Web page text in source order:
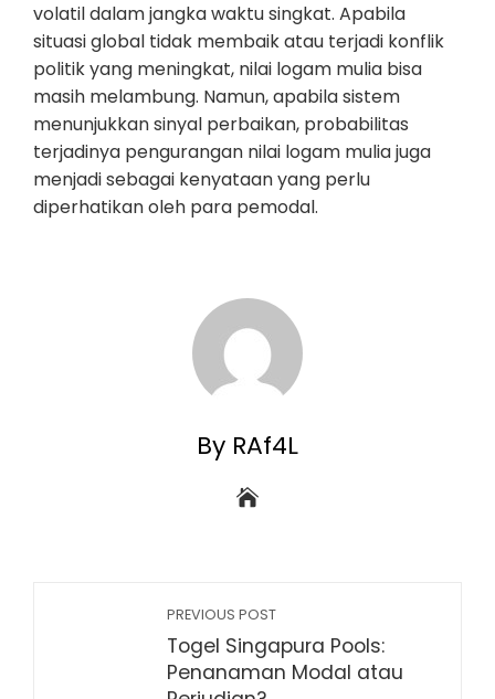
volatil dalam jangka waktu singkat. Apabila
situasi global tidak membaik atau terjadi konflik
politik yang meningkat, nilai logam mulia bisa
masih melambung. Namun, apabila sistem
menunjukkan sinyal perbaikan, probabilitas
terjadinya pengurangan nilai logam mulia juga
menjadi sebagai kenyataan yang perlu
diperhatikan oleh para pemodal.
By RAf4L
PREVIOUS POST
Togel Singapura Pools:
Penanaman Modal atau